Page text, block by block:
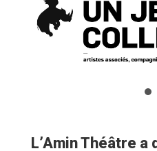
L’Amin Théâtre a